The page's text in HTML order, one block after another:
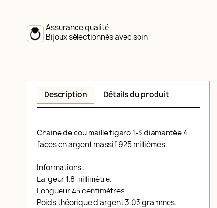
Assurance qualité
Bijoux sélectionnés avec soin
Description Détails du produit
Chaine de cou maille figaro 1-3 diamantée 4
faces en argent massif 925 millièmes.
Informations :
Largeur 1.8 millimètre.
Longueur 45 centimètres.
Poids théorique d'argent 3.03 grammes.